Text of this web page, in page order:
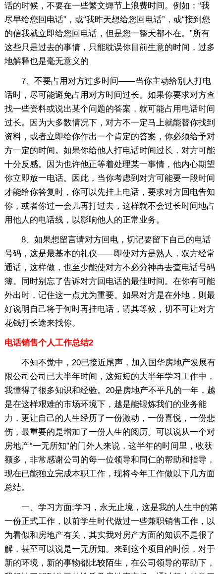
话的时候，不要在一些繁文缛节上浪费时间。例如：“我
尽早给您回电话”，或“我昨天想给您回电话”，或“接到您
的信我就立即给您回电话，但是您一整天都不在。”所有
这些只是过去的事情，只能耽误你目前生意的时间，过多
地解释也是毫无意义的
7、不要占用对方过多时间——当你主动给别人打电
话时，尽可能避免占用对方时间过长。如果你要求对方查
找一些资料或说出某个问题的答案，就可能占用电话时间
过长。因为大多数情况下，对方不一定马上就能替你找到
资料，或者立即给你作出一个肯定的答案，你必须给予对
方一定的时间。如果你给他人打电话时间过长，对方可能
十分反感。因为也许他正等着处理某一事情，他内心期望
你立即放一电话。因此，当你考虑到对方可能要一段时间
才能给你答复时，你可以先挂上电话，要求对方回电告知
你，或者你过一会儿再打过去，这样就不会过长时间地占
用他人的电话线，以影响他人的正常业务。
8、如果想留言请对方回电，切记要留下自己的电话
号码，这是最基本的礼仪——即使对方是熟人，双方经常
通话，这样做，也至少能使对方不必分神再去查电话号码
簿。同时别忘了告诉对方回电话的最佳时间。在你有可能
外出时，记住这一点尤为重要。如果对方是在外地，则最
好说明自己将于何时再挂电话，请其等候，切不可让对方
花钱打长途来找你。
电话销售个人工作总结2
不知不觉中，20已接近尾声，加入国华房地产发展有
限公司公司已大半年时间，这短短的大半年学习工作中，
我懂得了很多知识和经验。20是房地产不平凡的一年，越
是在这样艰难的市场环境下，越是能锻炼我们的业务能
力，更让自己的人生经历了一份激动，一份喜悦，一份悲
伤，最重要的是增加了一份人生的阅历。可以说从一个对
房地产“一无所知”的门外人来说，这半年的时间里，收获
额多，非常感谢公司的每一位领导和同仁的帮助和指导，
现在已能独立完成本职工作，现将今年工作做以下几方面
总结。
一、学习方面;学习，永无止境，这是我的人生中的第
一份正式工作，以前学生时代做过一些兼职销售工作，以
为看似和房地产有关，其实我对房产方面的知识不是很了
解，甚至可以说是一无所知。来到这个项目的时候，对于
新的环境，新的事物都比较陌生，在公司领导的帮助下，